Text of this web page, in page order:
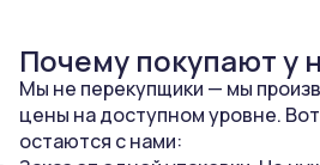
Почему покупают у
Мы не перекупщики — мы
цены на доступном уровне.
остаются с нами: